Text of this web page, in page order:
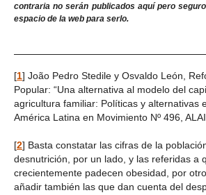
contraria no serán publicados aquí pero
espacio de la web para serlo.
[1] João Pedro Stedile y Osvaldo León,
Popular: “Una alternativa al modelo del
agricultura familiar: Políticas y alternativas
América Latina en Movimiento Nº 496,
[2] Basta constatar las cifras de la
desnutrición, por un lado, y las referidas a
crecientemente padecen obesidad, por
añadir también las que dan cuenta del